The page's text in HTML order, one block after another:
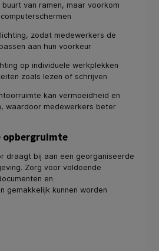
van ramen, maar voorkom
zodat medewerkers de
aan hun voorkeur
op individuele werkplekken
zoals lezen of schrijven
kan vermoeidheid en
waardoor medewerkers beter
opbergruimte
draagt bij aan een georganiseerde
Zorg voor voldoende
en
gemakkelijk kunnen worden